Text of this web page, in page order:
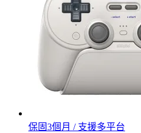
保固3個月 / 支援多平台